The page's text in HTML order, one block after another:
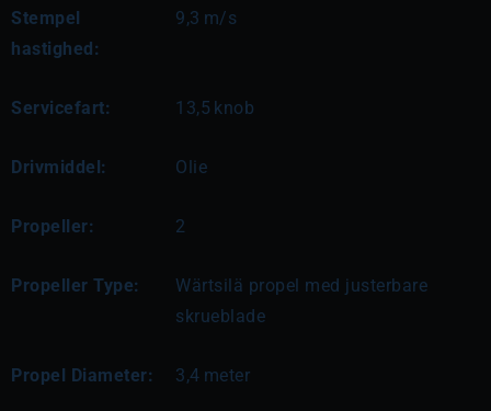
Stempel
hastighed:
9,3 m/s
Servicefart: 13,5 knob
Drivmiddel: Olie
Propeller: 2
Propeller Type:
Wärtsilä propel med justerbare
skrueblade
Propel Diameter: 3,4 meter